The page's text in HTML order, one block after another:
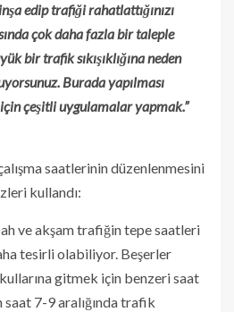
edip trafiği rahatlattığınızı
çok daha fazla bir taleple
bir trafik sıkışıklığına neden
Burada yapılması
çeşitli uygulamalar yapmak.”
saatlerinin düzenlenmesini
kullandı:
ve akşam trafiğin tepe saatleri
tesirli olabiliyor. Beşerler
gitmek için benzeri saat
saat 7-9 aralığında trafik